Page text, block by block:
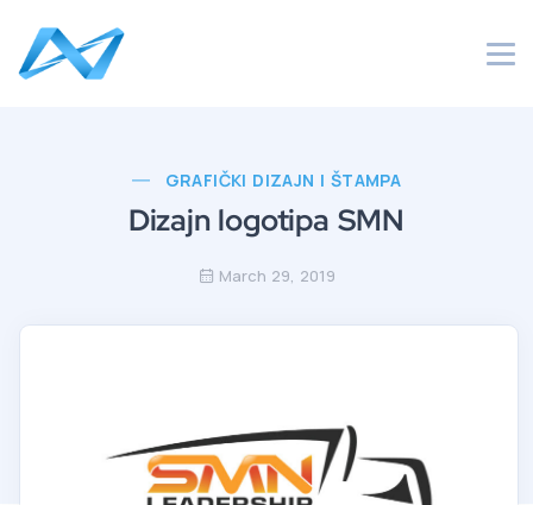
GRAFIČKI DIZAJN I ŠTAMPA
Dizajn logotipa SMN
March 29, 2019